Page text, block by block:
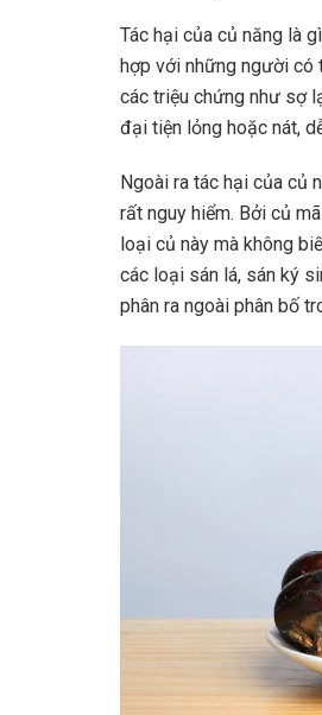
Tác hại của củ năng là
hợp với những người có
các triệu chứng như sợ
đại tiện lỏng hoặc nát,
Ngoài ra tác hại của củ
rất nguy hiểm. Bởi củ
loại củ này mà không
các loại sán lá, sán ký
phân ra ngoài phân bố